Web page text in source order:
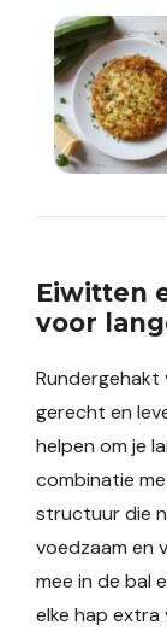
Eiwitten
voor
gerecht en
helpen om je
combinatie
structuur die
voedzaam en
mee in de bal
elke hap extra